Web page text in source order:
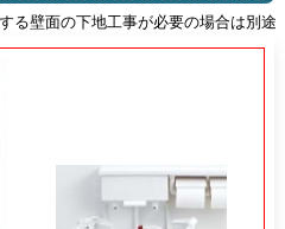
る壁面の下地工事が必要の場合は別途